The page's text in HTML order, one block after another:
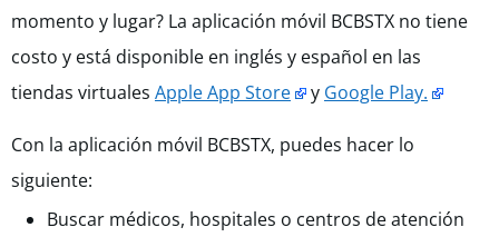
momento y lugar? La aplicación móvil BCBSTX no tiene
costo y está disponible en inglés y español en las
tiendas virtuales Apple App Store y Google Play.
Con la aplicación móvil BCBSTX, puedes hacer lo
siguiente:
Buscar médicos, hospitales o centros de atención